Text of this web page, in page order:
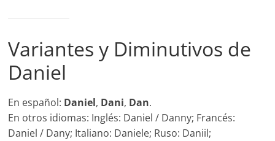
Variantes y Diminutivos de
Daniel
En español: Daniel, Dani, Dan.
En otros idiomas: Inglés: Daniel / Danny; Francés:
Daniel / Dany; Italiano: Daniele; Ruso: Daniil;